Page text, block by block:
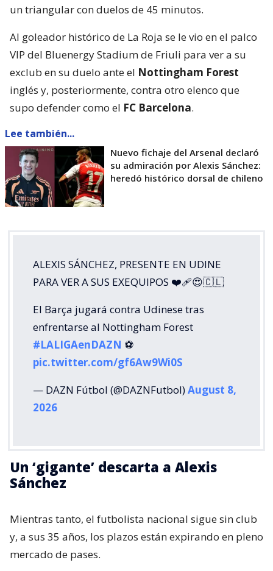
un triangular con duelos de 45 minutos.
Al goleador histórico de La Roja se le vio en el palco
VIP del Bluenergy Stadium de Friuli para ver a su
exclub en su duelo ante el Nottingham Forest
inglés y, posteriormente, contra otro elenco que
supo defender como el FC Barcelona.
Lee también...
Nuevo fichaje del Arsenal declaró
su admiración por Alexis Sánchez:
heredó histórico dorsal de chileno
ALEXIS SÁNCHEZ, PRESENTE EN UDINE
PARA VER A SUS EXEQUIPOS ❤️‍🩹😍🇨🇱
El Barça jugará contra Udinese tras
enfrentarse al Nottingham Forest
#LALIGAenDAZN ⚽️
pic.twitter.com/gf6Aw9Wi0S
— DAZN Fútbol (@DAZNFutbol)August 8,
2026
Un ‘gigante’ descarta a Alexis
Sánchez
Mientras tanto, el futbolista nacional sigue sin club
y, a sus 35 años, los plazos están expirando en pleno
mercado de pases.